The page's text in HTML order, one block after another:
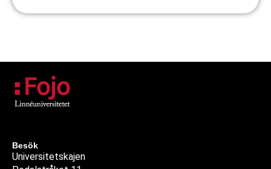
Besök
Universitetskajen